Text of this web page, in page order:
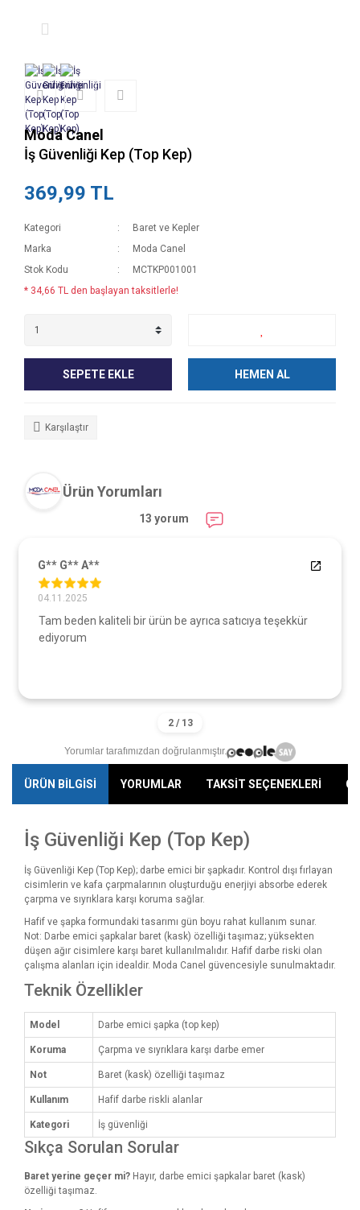
Moda Canel
İş Güvenliği Kep (Top Kep)
369,99 TL
Kategori
Baret ve Kepler
Marka
Moda Canel
Stok Kodu
MCTKP001001
* 34,66 TL den başlayan taksitlerle!
SEPETE EKLE HEMEN AL
Karşılaştır
Ürün Yorumları
13 yorum
G** G** A**
04.11.2025
Tam beden kaliteli bir ürün be ayrıca satıcıya teşekkür
ediyorum
Yorumlar tarafımızdan doğrulanmıştır.
ÜRÜN BİLGİSİ YORUMLAR TAKSİT SEÇENEKLERİ
İş Güvenliği Kep (Top Kep)
İş Güvenliği Kep (Top Kep); darbe emici bir şapkadır. Kontrol dışı fırlayan
cisimlerin ve kafa çarpmalarının oluşturduğu enerjiyi absorbe ederek
çarpma ve sıyrıklara karşı koruma sağlar.
Hafif ve şapka formundaki tasarımı gün boyu rahat kullanım sunar.
Not: Darbe emici şapkalar baret (kask) özelliği taşımaz; yüksekten
düşen ağır cisimlere karşı baret kullanılmalıdır. Hafif darbe riski olan
çalışma alanları için idealdir. Moda Canel güvencesiyle sunulmaktadır.
Teknik Özellikler
Model Darbe emici şapka (top kep)
Koruma Çarpma ve sıyrıklara karşı darbe emer
Not Baret (kask) özelliği taşımaz
Kullanım Hafif darbe riskli alanlar
Kategori İş güvenliği
Sıkça Sorulan Sorular
Baret yerine geçer mi? Hayır, darbe emici şapkalar baret (kask)
özelliği taşımaz.